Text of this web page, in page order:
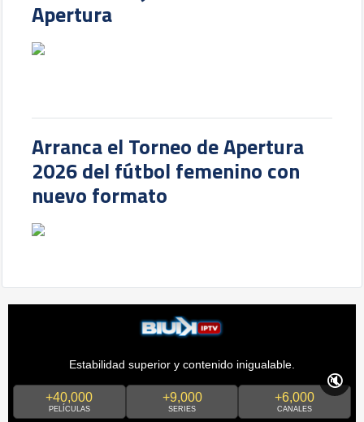
Apertura
Arranca el Torneo de Apertura
2026 del fútbol femenino con
nuevo formato
Estabilidad superior y contenido inigualable.
+40,000
PELÍCULAS
+9,000
SERIES
+6,000
CANALES
🔇